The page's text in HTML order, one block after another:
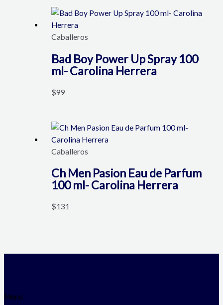
Caballeros
Bad Boy Power Up Spray 100
ml- Carolina Herrera
$99
Caballeros
Ch Men Pasion Eau de Parfum
100 ml- Carolina Herrera
$131
Menú